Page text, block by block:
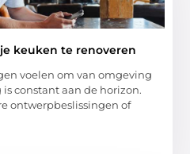
keuken te renoveren
voelen om van omgeving
constant aan de horizon.
ontwerpbeslissingen of